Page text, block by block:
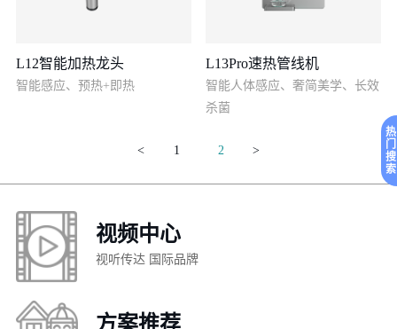
L12智能加热龙头
智能感应、预热+即热
L13Pro速热管线机
智能人体感应、奢简美学、长效
杀菌
< 1 2 >
视频中心
视听传达 国际品牌
方案推荐
热
门
搜
索